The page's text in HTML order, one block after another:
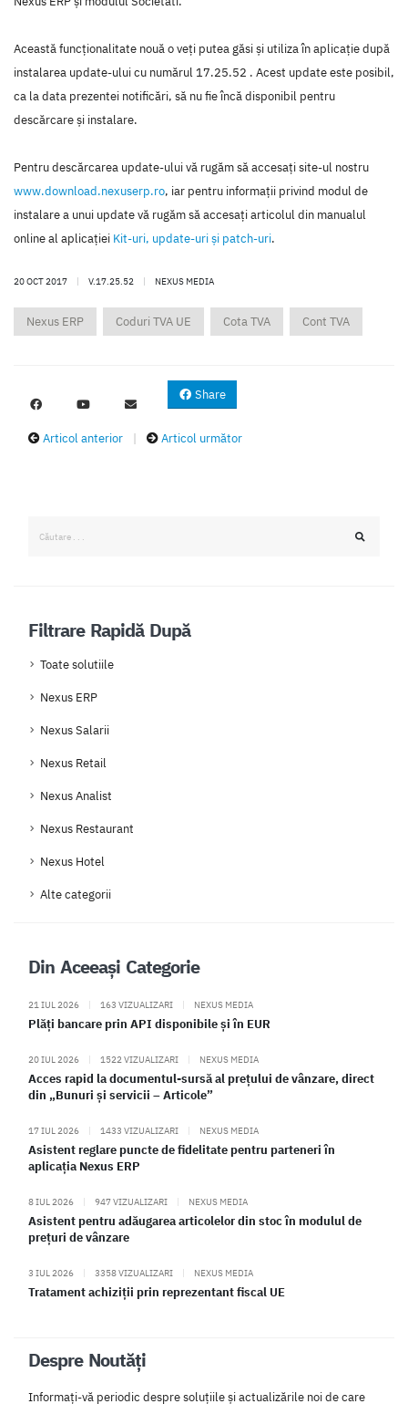
Această funcţionalitate nouă o veţi putea găsi şi utiliza în aplicaţie după
instalarea update-ului cu numărul 17.25.52 . Acest update este posibil,
ca la data prezentei notificări, să nu fie încă disponibil pentru
descărcare şi instalare.
Pentru descărcarea update-ului vă rugăm să accesaţi site-ul nostru
www.download.nexuserp.ro, iar pentru informaţii privind modul de
instalare a unui update vă rugăm să accesaţi articolul din manualul
online al aplicaţiei Kit-uri, update-uri şi patch-uri.
20 OCT 2017 | V.17.25.52 | NEXUS MEDIA
Nexus ERP Coduri TVA UE Cota TVA Cont TVA
Share
Articol anterior Articol următor
Filtrare Rapidă După
Toate solutiile
Nexus ERP
Nexus Salarii
Nexus Retail
Nexus Analist
Nexus Restaurant
Nexus Hotel
Alte categorii
Din Aceeași Categorie
21 IUL 2026 | 163 VIZUALIZARI | NEXUS MEDIA
Plăți bancare prin API disponibile și în EUR
20 IUL 2026 | 1522 VIZUALIZARI | NEXUS MEDIA
Acces rapid la documentul-sursă al prețului de vânzare, direct
din „Bunuri și servicii – Articole”
17 IUL 2026 | 1433 VIZUALIZARI | NEXUS MEDIA
Asistent reglare puncte de fidelitate pentru parteneri în
aplicația Nexus ERP
8 IUL 2026 | 947 VIZUALIZARI | NEXUS MEDIA
Asistent pentru adăugarea articolelor din stoc în modulul de
prețuri de vânzare
3 IUL 2026 | 3358 VIZUALIZARI | NEXUS MEDIA
Tratament achiziții prin reprezentant fiscal UE
Despre Noutăți
Informați-vă periodic despre soluțiile și actualizările noi de care